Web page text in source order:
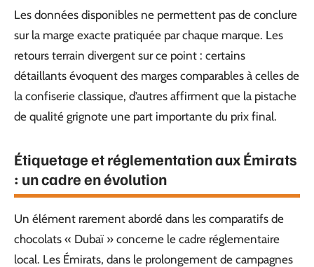
Les données disponibles ne permettent pas de conclure
sur la marge exacte pratiquée par chaque marque. Les
retours terrain divergent sur ce point : certains
détaillants évoquent des marges comparables à celles de
la confiserie classique, d’autres affirment que la pistache
de qualité grignote une part importante du prix final.
Étiquetage et réglementation aux Émirats
: un cadre en évolution
Un élément rarement abordé dans les comparatifs de
chocolats « Dubaï » concerne le cadre réglementaire
local. Les Émirats, dans le prolongement de campagnes